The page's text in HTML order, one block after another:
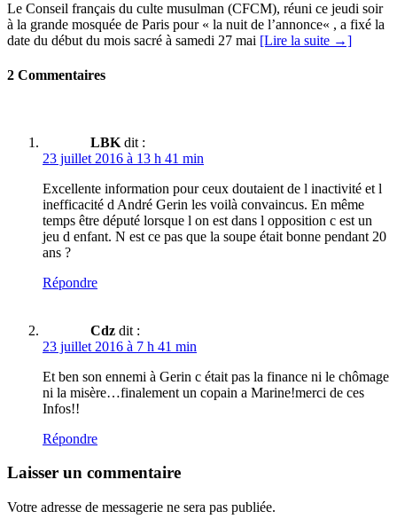
Le Conseil français du culte musulman (CFCM), réuni ce jeudi soir
à la grande mosquée de Paris pour « la nuit de l’annonce« , a fixé la
date du début du mois sacré à samedi 27 mai [Lire la suite →]
2 Commentaires
LBK dit :
23 juillet 2016 à 13 h 41 min
Excellente information pour ceux doutaient de l inactivité et l
inefficacité d André Gerin les voilà convaincus. En même
temps être député lorsque l on est dans l opposition c est un
jeu d enfant. N est ce pas que la soupe était bonne pendant 20
ans ?
Répondre
Cdz dit :
23 juillet 2016 à 7 h 41 min
Et ben son ennemi à Gerin c était pas la finance ni le chômage
ni la misère…finalement un copain a Marine!merci de ces
Infos!!
Répondre
Laisser un commentaire
Votre adresse de messagerie ne sera pas publiée.